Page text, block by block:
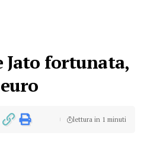
Jato fortunata,
lettura in 1 minuti